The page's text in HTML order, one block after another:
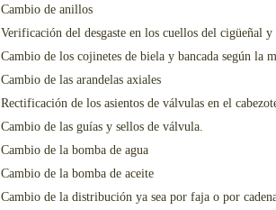
Cambio de anillos
Verificación del desgaste en los cuellos del cigüeñal
Cambio de los cojinetes de biela y bancada según la
Cambio de las arandelas axiales
Rectificación de los asientos de válvulas en el
Cambio de las guías y sellos de válvula.
Cambio de la bomba de agua
Cambio de la bomba de aceite
Cambio de la distribución ya sea por faja o por